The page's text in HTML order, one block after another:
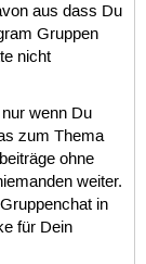
aus dass Du
Gruppen
nicht
wenn Du
zum Thema
ohne
weiter.
in
für Dein